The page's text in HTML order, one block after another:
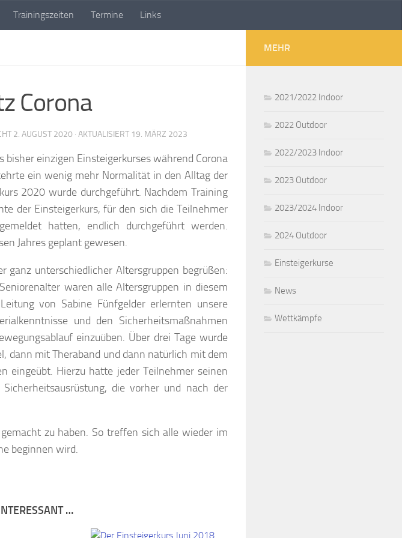
Trainingszeiten Termine Links
Corona
2. AUGUST 2020 · AKTUALISIERT 19. MÄRZ 2023
ein wenig mehr Normalität in den Alltag der
2020 wurde durchgeführt. Nachdem Training
der Einsteigerkurs, für den sich die Teilnehmer
hatten, endlich durchgeführt werden.
Jahres geplant gewesen.
ganz unterschiedlicher Altersgruppen begrüßen:
waren alle Altersgruppen in diesem
von Sabine Fünfgelder erlernten unsere
und den Sicherheitsmaßnahmen
einzuüben. Über drei Tage wurde
dann mit Theraband und dann natürlich mit dem
eingeübt. Hierzu hatte jeder Teilnehmer seinen
die vorher und nach der
zu haben. So treffen sich alle wieder im
beginnen wird.
…
MEHR
2021/2022 Indoor
2022 Outdoor
2022/2023 Indoor
2023 Outdoor
2023/2024 Indoor
2024 Outdoor
Einsteigerkurse
News
Wettkämpfe